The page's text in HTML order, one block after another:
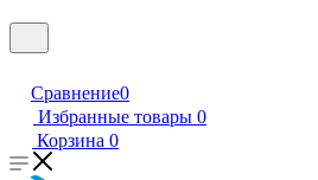
Сравнение0
Избранные товары 0
Корзина 0